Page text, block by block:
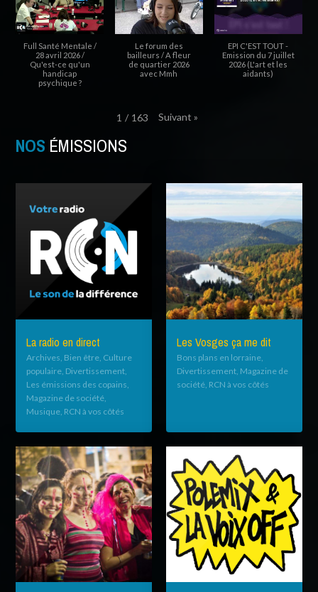
Full Santé Mentale /
28 avril 2026 /
Qu'est-ce qu'un
handicap
psychique ?
Le forum des
bailleurs / A fleur
de quartier 2026
avec Mmh
EPI C'EST TOUT -
Emission du 7 juillet
2026 (L'art et les
aidants)
1 / 163 Suivant »
NOS ÉMISSIONS
La radio en direct
Archives, Bien être, Culture
populaire, Divertissement,
Les émissions des copains,
Magazine de société,
Musique, RCN à vos côtés
Les Vosges ça me dit
Bons plans en lorraine,
Divertissement, Magazine de
société, RCN à vos côtés